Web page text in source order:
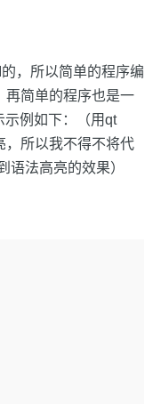
，所以简单的程序编
再简单的程序也是一
示例如下：（用qt
，所以我不得不将代
语法高亮的效果）